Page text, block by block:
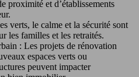
proximité et d’établissements
verts, le calme et la sécurité sont
les familles et les retraités.
: Les projets de rénovation
espaces verts ou
peuvent impacter